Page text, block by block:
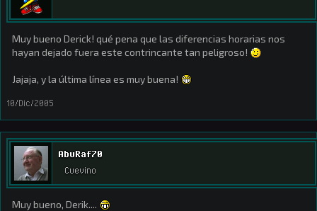
Muy bueno Derick! qué pena que las diferencias horarias nos
hayan dejado fuera este contrincante tan peligroso!
Jajaja, y la última línea es muy buena!
10/Dic/2005
AbuRaf70
Cuevino
Muy bueno, Derik....